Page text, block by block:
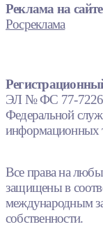
Реклама на сайте
Росреклама
ЭЛ № ФС 77-72266
Федеральной
информационных
Все права на
защищены в
международным
собственности.